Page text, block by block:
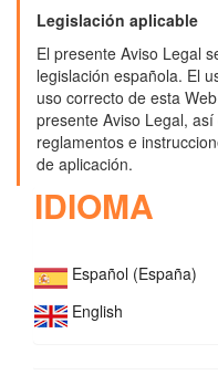
Legislación aplicable
El presente Aviso Legal
legislación española. El
uso correcto de esta
presente Aviso Legal,
reglamentos e
de aplicación.
IDIOMA
Español (España)
English